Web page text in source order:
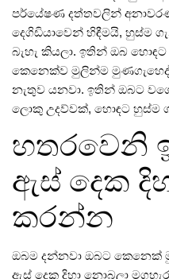
පර්යේෂණ දත්තවලින්‌
දෙගිඩියාවෙන්‌ හිඳීමයි, හුස්ම
බැහැ කියලා. ඉතින්‌ ඔබ
කෙනෙක්ව මුලින්ම
නැතුව යනවා. ඉතින්‌ ඔබට
ලොකු උදව්වක්‌, හොඳට හුස්ම
හතරවෙනි
ඇස් දෙක
කරන්න
ඔබම දන්නවා ඔබට කෙනෙක්‌
ඇස්‌ දෙක දිහා නොබලා